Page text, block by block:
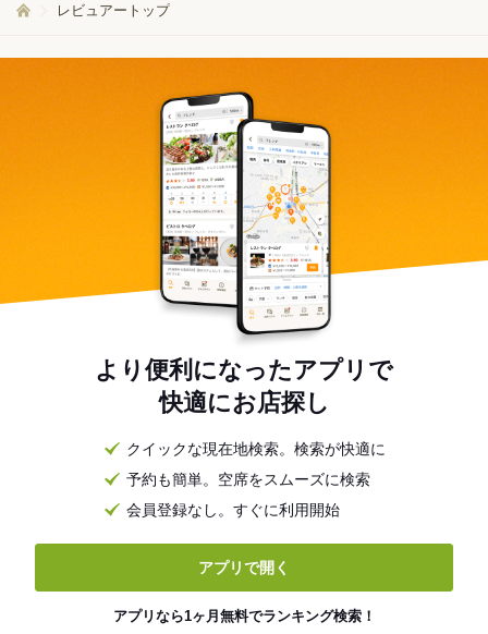
レビュアートップ
より便利になったアプリで
快適にお店探し
クイックな現在地検索。検索が快適に
予約も簡単。空席をスムーズに検索
会員登録なし。すぐに利用開始
アプリで開く
アプリなら1ヶ月無料でランキング検索！